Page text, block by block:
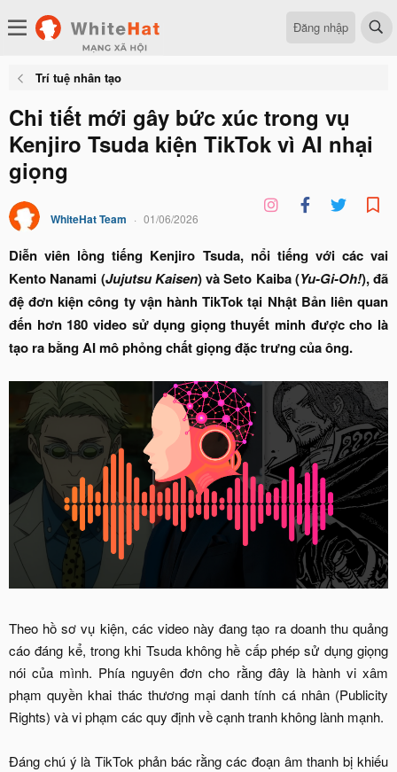
Đăng nhập
Trí tuệ nhân tạo
Chi tiết mới gây bức xúc trong vụ
Kenjiro Tsuda kiện TikTok vì AI nhại
giọng
WhiteHat Team 01/06/2026
Diễn viên lồng tiếng Kenjiro Tsuda, nổi tiếng với các vai
Kento Nanami (Jujutsu Kaisen) và Seto Kaiba (Yu-Gi-Oh!), đã
đệ đơn kiện công ty vận hành TikTok tại Nhật Bản liên quan
đến hơn 180 video sử dụng giọng thuyết minh được cho là
tạo ra bằng AI mô phỏng chất giọng đặc trưng của ông.
Theo hồ sơ vụ kiện, các video này đang tạo ra doanh thu quảng
cáo đáng kể, trong khi Tsuda không hề cấp phép sử dụng giọng
nói của mình. Phía nguyên đơn cho rằng đây là hành vi xâm
phạm quyền khai thác thương mại danh tính cá nhân (Publicity
Rights) và vi phạm các quy định về cạnh tranh không lành mạnh.
Đáng chú ý là TikTok phản bác rằng các đoạn âm thanh bị khiếu